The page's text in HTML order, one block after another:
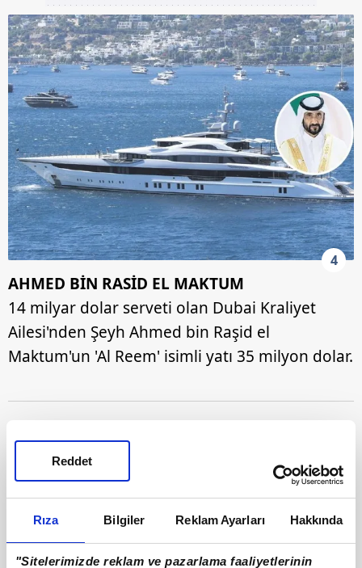
Rıza Bilgiler Reklam Ayarları Hakkında
"Sitelerimizde reklam ve pazarlama faaliyetlerinin
Reddet
4
AHMED BİN RASİD EL MAKTUM
14 milyar dolar serveti olan Dubai Kraliyet
Ailesi'nden Şeyh Ahmed bin Raşid el
Maktum'un 'Al Reem' isimli yatı 35 milyon dolar.